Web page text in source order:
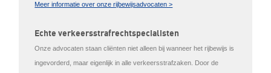
Meer informatie over onze rijbewijsadvocaten >
Echte verkeersstrafrechtspecialisten
Onze advocaten staan cliënten niet alleen bij wanneer het rijbewijs is
ingevorderd, maar eigenlijk in alle verkeersstrafzaken. Door de